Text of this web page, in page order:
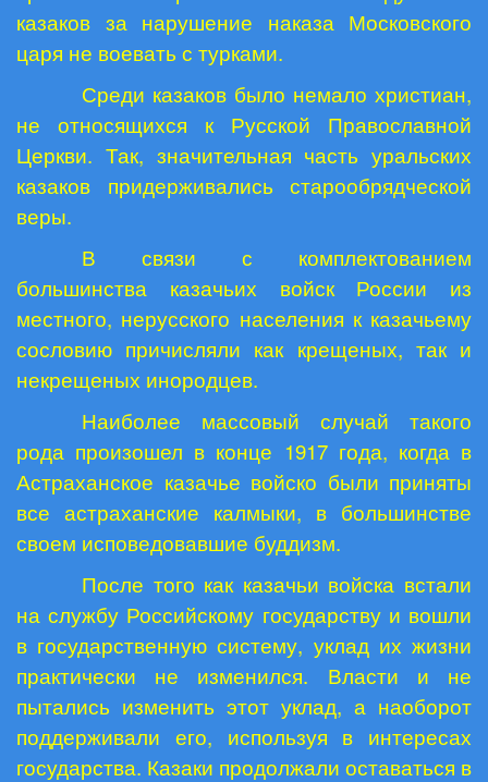
казаков за нарушение наказа Московского
царя не воевать с турками.
Среди казаков было немало христиан,
не относящихся к Русской Православной
Церкви. Так, значительная часть уральских
казаков придерживались старообрядческой
веры.
В связи с комплектованием
большинства казачьих войск России из
местного, нерусского населения к казачьему
сословию причисляли как крещеных, так и
некрещеных инородцев.
Наиболее массовый случай такого
рода произошел в конце 1917 года, когда в
Астраханское казачье войско были приняты
все астраханские калмыки, в большинстве
своем исповедовавшие буддизм.
После того как казачьи войска встали
на службу Российскому государству и вошли
в государственную систему, уклад их жизни
практически не изменился. Власти и не
пытались изменить этот уклад, а наоборот
поддерживали его, используя в интересах
государства. Казаки продолжали оставаться в